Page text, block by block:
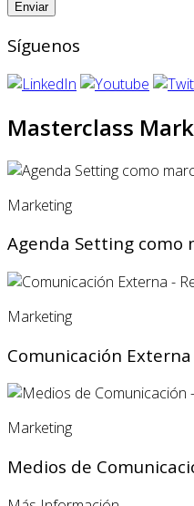
Síguenos
Masterclass
Marketing
Agenda Setting como
Marketing
Comunicación
Marketing
Medios de